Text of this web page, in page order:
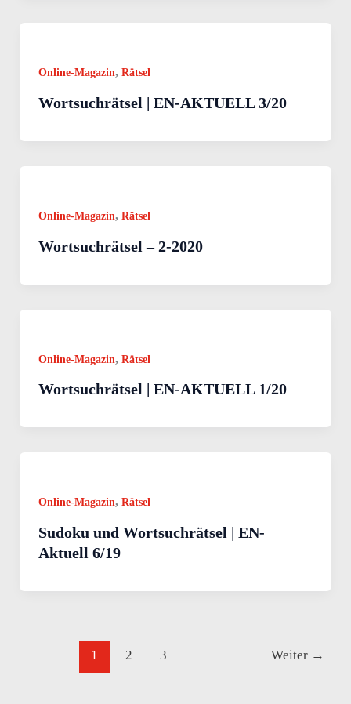
Online-Magazin, Rätsel
Wortsuchrätsel | EN-AKTUELL 3/20
Online-Magazin, Rätsel
Wortsuchrätsel – 2-2020
Online-Magazin, Rätsel
Wortsuchrätsel | EN-AKTUELL 1/20
Online-Magazin, Rätsel
Sudoku und Wortsuchrätsel | EN-
Aktuell 6/19
1 2 3 Weiter →